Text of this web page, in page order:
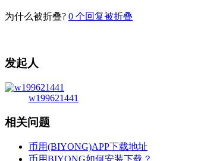
为什么被折叠? 0 个回复被折叠
发起人
w199621441
相关问题
币用(BIYONG)APP下载地址